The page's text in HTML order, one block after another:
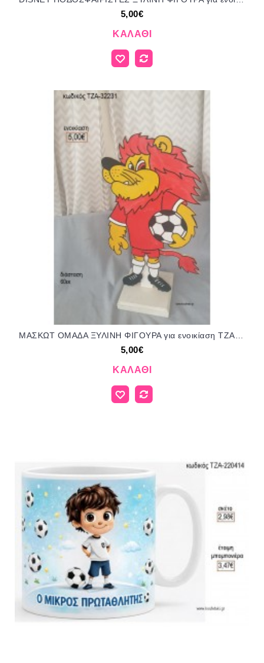
5,00€
ΚΑΛΆΘΙ
5,00€
ΚΑΛΆΘΙ